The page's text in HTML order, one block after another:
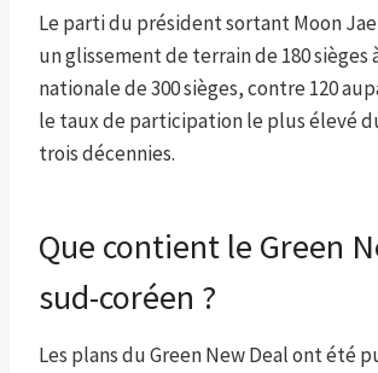
Le parti du président sortant Moon
un glissement de terrain de 180 sièges
nationale de 300 sièges, contre 120
le taux de participation le plus élevé
trois décennies.
Que contient le Green
sud-coréen ?
Les plans du Green New Deal ont été